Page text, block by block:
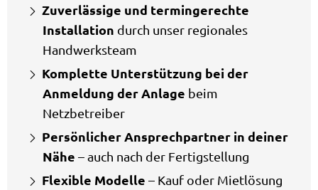
Zuverlässige und termingerechte
Installation durch unser regionales
Handwerksteam
Komplette Unterstützung bei der
Anmeldung der Anlage beim
Netzbetreiber
Persönlicher Ansprechpartner in deiner
Nähe – auch nach der Fertigstellung
Flexible Modelle – Kauf oder Mietlösung